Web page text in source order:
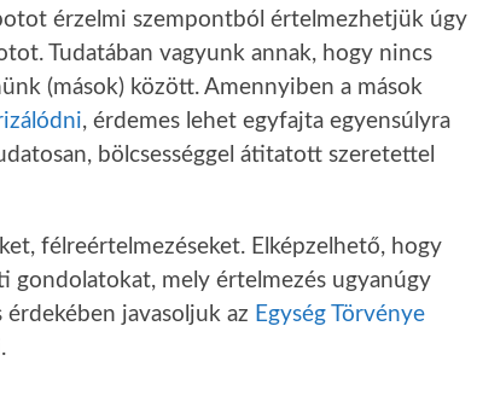
érzelmi szempontból értelmezhetjük úgy
Tudatában vagyunk annak, hogy nincs
(mások) között. Amennyiben a mások
, érdemes lehet egyfajta egyensúlyra
bölcsességgel átitatott szeretettel
félreértelmezéseket. Elképzelhető, hogy
gondolatokat, mely értelmezés ugyanúgy
érdekében javasoljuk az Egység Törvénye